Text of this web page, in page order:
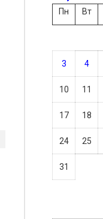
Пн
Вт
3 4
10 11
17 18
24 25
31